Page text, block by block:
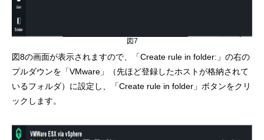
図7
図8の画面が表示されますので、「Create rule in folder:」の右の
プルダウンを「VMware」（先ほど登録したホストが格納されて
いるフォルダ）に設定し、「Create rule in folder」ボタンをクリ
ックします。